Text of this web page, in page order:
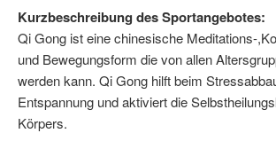
Kurzbeschreibung des Sportangebotes:
Qi Gong ist eine chinesische Meditations-
und Bewegungsform die von allen
werden kann. Qi Gong hilft beim
Entspannung und aktiviert die
Körpers.